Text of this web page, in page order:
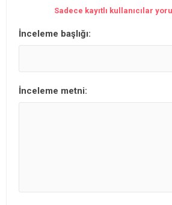
Sadece kayıtlı kullanıcılar
İnceleme başlığı:
İnceleme metni: